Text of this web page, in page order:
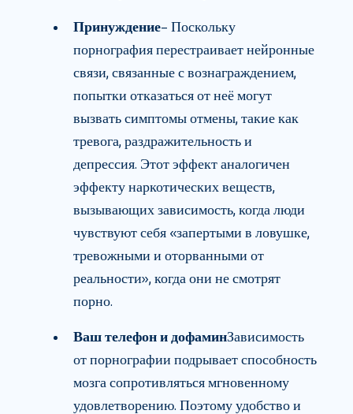
Принуждение– Поскольку
порнография перестраивает нейронные
связи, связанные с вознаграждением,
попытки отказаться от неё могут
вызвать симптомы отмены, такие как
тревога, раздражительность и
депрессия. Этот эффект аналогичен
эффекту наркотических веществ,
вызывающих зависимость, когда люди
чувствуют себя «запертыми в ловушке,
тревожными и оторванными от
реальности», когда они не смотрят
порно.
Ваш телефон и дофаминЗависимость
от порнографии подрывает способность
мозга сопротивляться мгновенному
удовлетворению. Поэтому удобство и